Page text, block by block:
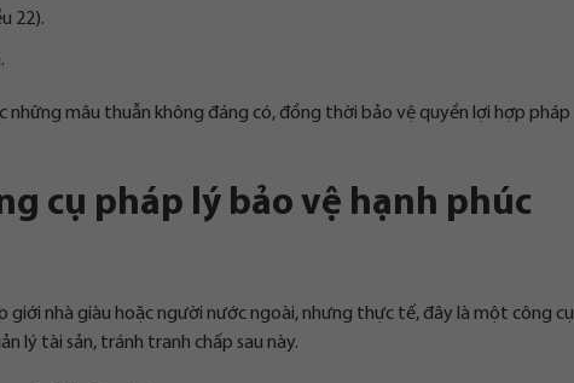
22).
những mâu thuẫn không đáng có, đồng thời bảo vệ quyền lợi hợp pháp
cụ pháp lý bảo vệ hạnh phúc
giới nhà giàu hoặc người nước ngoài, nhưng thực tế, đây là một công cụ
lý tài sản, tránh tranh chấp sau này.